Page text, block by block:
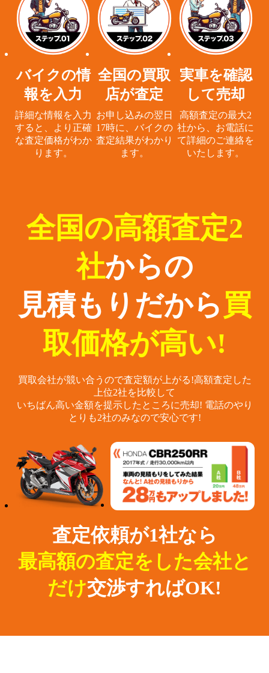
バイクの情
報を入力
詳細な情報を入力
すると、
より正確
な査定価格がわか
ります。
全国の買取
店が査定
お申し込みの翌日
17時に、 バイクの
査定結果がわかり
ます。
実車を確認
して売却
高額査定の最大2
社から、 お電話に
て詳細のご連絡を
いたします。
全国の高額査定2
社からの
見積もりだから 買
取価格が高い!
買取会社が競い合うので査定額が上がる!高額査定した
上位2社を比較して
いちばん高い金額を提示したところに売却! 電話のやり
とりも2社のみなので安心です!
査定依頼が1社なら
最高額の査定をした会社と
だけ交渉すればOK!